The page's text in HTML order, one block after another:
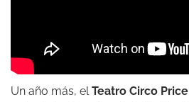
Un año más, elTeatro Circo Price